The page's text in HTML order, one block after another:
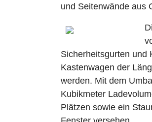
und Seitenwände aus
Sicherheitsgurten und
Kastenwagen der
werden. Mit dem
Kubikmeter
Plätzen sowie ein